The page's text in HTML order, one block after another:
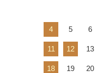
4 5 6
11 12 13
18 19 20